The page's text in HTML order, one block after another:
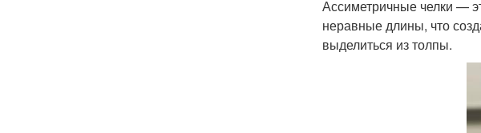
Ассиметричные челки —
неравные длины, что
выделиться из толпы.